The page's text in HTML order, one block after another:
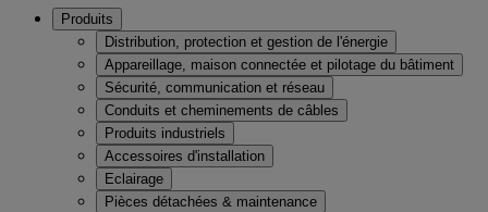
Produits
Distribution, protection et gestion de l'énergie
Appareillage, maison connectée et pilotage du bâtiment
Sécurité, communication et réseau
Conduits et cheminements de câbles
Produits industriels
Accessoires d'installation
Eclairage
Pièces détachées & maintenance